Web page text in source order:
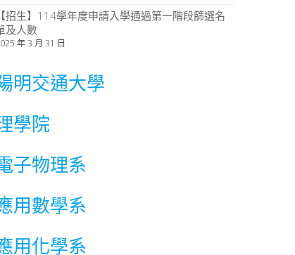
【招生】114學年度申請入學通過第一階段篩選名
及人數
年 3 月 31 日
明交通大學
學院
子物理系
用數學系
用化學系